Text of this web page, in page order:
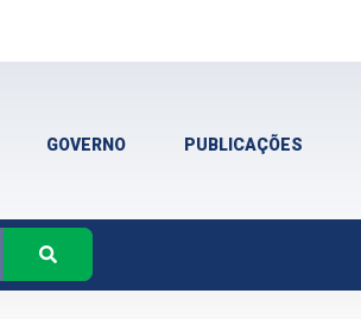
GOVERNO PUBLICAÇÕES